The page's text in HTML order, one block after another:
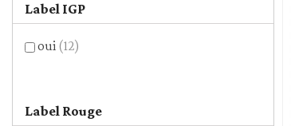
Label IGP
oui (12)
Label Rouge